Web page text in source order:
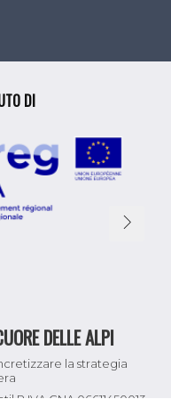
DELLE ALPI
la strategia
DI